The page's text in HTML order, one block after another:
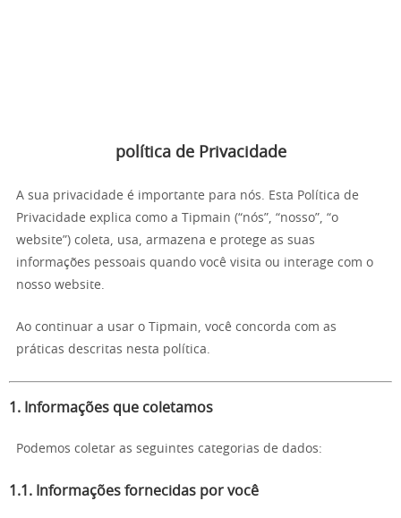
política de Privacidade
A sua privacidade é importante para nós. Esta Política de
Privacidade explica como a Tipmain (“nós”, “nosso”, “o
website”) coleta, usa, armazena e protege as suas
informações pessoais quando você visita ou interage com o
nosso website.
Ao continuar a usar o Tipmain, você concorda com as
práticas descritas nesta política.
1. Informações que coletamos
Podemos coletar as seguintes categorias de dados:
1.1. Informações fornecidas por você